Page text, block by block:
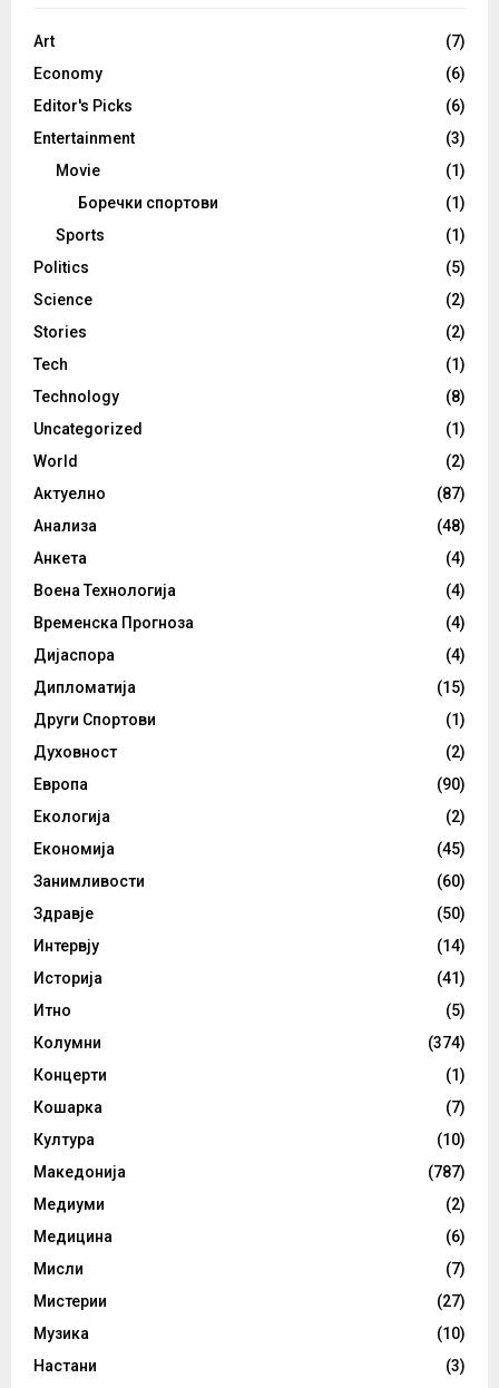
Art
(7)
Economy
(6)
Editor's Picks
(6)
Entertainment
(3)
Movie
(1)
Боречки спортови
(1)
Sports
(1)
Politics
(5)
Science
(2)
Stories
(2)
Tech
(1)
Technology
(8)
Uncategorized
(1)
World
(2)
Актуелно
(87)
Анализа
(48)
Анкета
(4)
Воена Технологија
(4)
Временска Прогноза
(4)
Дијаспора
(4)
Дипломатија
(15)
Други Спортови
(1)
Духовност
(2)
Европа
(90)
Екологија
(2)
Економија
(45)
Занимливости
(60)
Здравје
(50)
Интервју
(14)
Историја
(41)
Итно
(5)
Колумни
(374)
Концерти
(1)
Кошарка
(7)
Култура
(10)
Македонија
(787)
Медиуми
(2)
Медицина
(6)
Мисли
(7)
Мистерии
(27)
Музика
(10)
Настани
(3)